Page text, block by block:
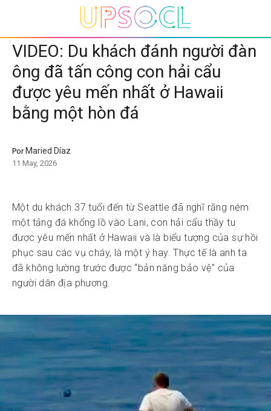
VIDEO: Du khách đánh người đàn
ông đã tấn công con hải cẩu
được yêu mến nhất ở Hawaii
bằng một hòn đá
Por Maried Díaz
11 May, 2026
Một du khách 37 tuổi đến từ Seattle đã nghĩ rằng ném
một tảng đá khổng lồ vào Lani, con hải cẩu thầy tu
được yêu mến nhất ở Hawaii và là biểu tượng của sự hồi
phục sau các vụ cháy, là một ý hay. Thực tế là anh ta
đã không lường trước được “bản năng bảo vệ” của
người dân địa phương.